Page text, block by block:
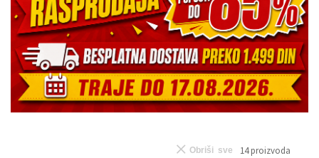
14proizvoda
Obriši sve